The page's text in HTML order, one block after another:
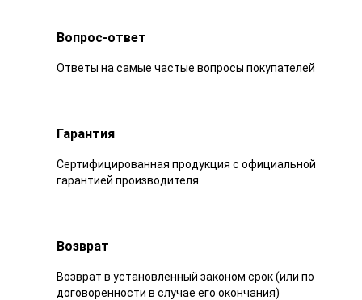
Вопрос-ответ
Ответы на самые частые вопросы покупателей
Гарантия
Сертифицированная продукция с официальной
гарантией производителя
Возврат
Возврат в установленный законом срок (или по
договоренности в случае его окончания)